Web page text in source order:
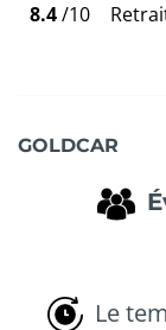
8.4/10
GOLDCAR
Le